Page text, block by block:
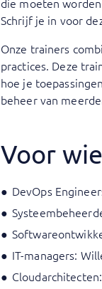
Schrijf je in voor
Onze trainers
practices. Deze
hoe je
beheer van
Voor
DevOps
IT-managers: